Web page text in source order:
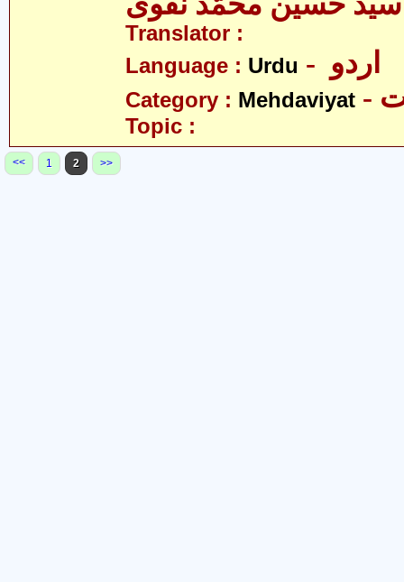
Translator :
Language : Urdu
Category : Mehdaviyat
Topic :
<< 1 2 >>